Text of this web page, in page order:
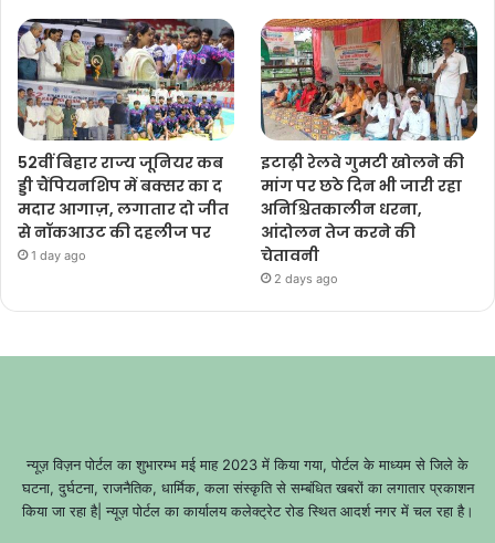
52वीं बिहार राज्य जूनियर कब
ड्डी चैंपियनशिप में बक्सर का द
मदार आगाज़, लगातार दो जीत
से नॉकआउट की दहलीज पर
1 day ago
इटाढ़ी रेलवे गुमटी खोलने की
मांग पर छठे दिन भी जारी रहा
अनिश्चितकालीन धरना,
आंदोलन तेज करने की
चेतावनी
2 days ago
न्यूज़ विज़न पोर्टल का शुभारम्भ मई माह 2023 में किया गया, पोर्टल के माध्यम से जिले के
घटना, दुर्घटना, राजनैतिक, धार्मिक, कला संस्कृति से सम्बंधित खबरों का लगातार प्रकाशन
किया जा रहा है| न्यूज़ पोर्टल का कार्यालय कलेक्ट्रेट रोड स्थित आदर्श नगर में चल रहा है।